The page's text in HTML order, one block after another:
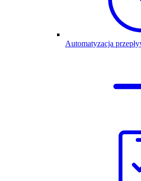
Automatyzacja